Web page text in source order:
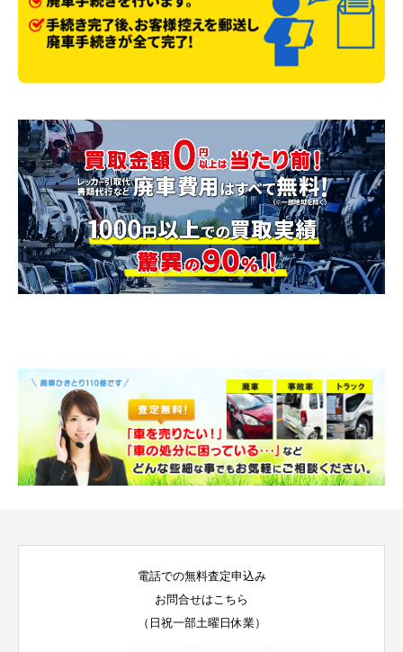
電話での無料査定申込み
お問合せはこちら
（日祝一部土曜日休業）